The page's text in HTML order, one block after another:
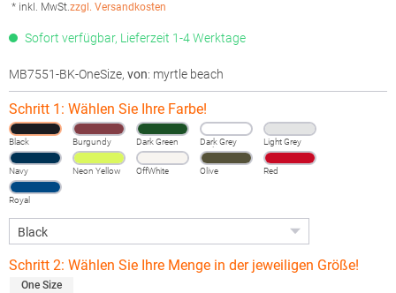
* inkl. MwSt.zzgl. Versandkosten
Sofort verfügbar, Lieferzeit 1-4 Werktage
MB7551-BK-OneSize, von: myrtle beach
Schritt 1: Wählen Sie Ihre Farbe!
Black Burgundy Dark Green
Dark Grey
Melange
Light Grey
Navy Neon Yellow OffWhite Olive Red
Royal
Schritt 2: Wählen Sie Ihre Menge in der jeweiligen Größe!
One Size